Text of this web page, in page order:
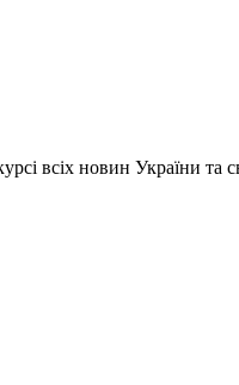
всіх новин України та